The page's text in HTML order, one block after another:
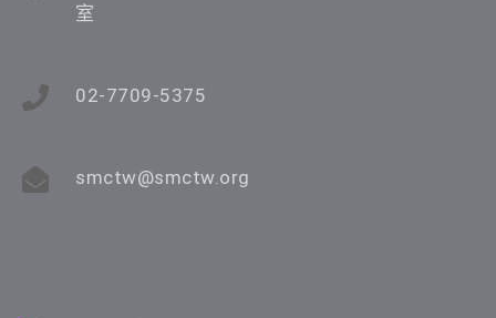
室
02-7709-5375
smctw@smctw.org